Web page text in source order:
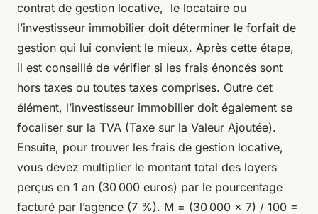
contrat de gestion locative, le locataire ou
l’investisseur immobilier doit déterminer le forfait de
gestion qui lui convient le mieux. Après cette étape,
il est conseillé de vérifier si les frais énoncés sont
hors taxes ou toutes taxes comprises. Outre cet
élément, l’investisseur immobilier doit également se
focaliser sur la TVA (Taxe sur la Valeur Ajoutée).
Ensuite, pour trouver les frais de gestion locative,
vous devez multiplier le montant total des loyers
perçus en 1 an (30 000 euros) par le pourcentage
facturé par l’agence (7 %). M = (30 000 × 7) / 100 =